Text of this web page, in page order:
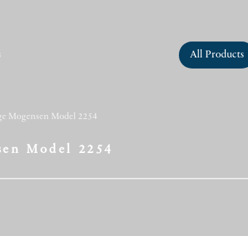
All Products
Mogensen Model 2254
Model 2254